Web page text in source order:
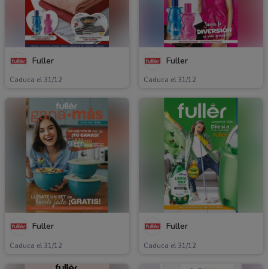
Fuller
Caduca el 31/12
Fuller
Caduca el 31/12
Fuller
Caduca el 31/12
Fuller
Caduca el 31/12